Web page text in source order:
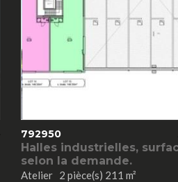
792950
Halles industrielles,
selon la demande.
Atelier 2 pièce(s) 211 m²